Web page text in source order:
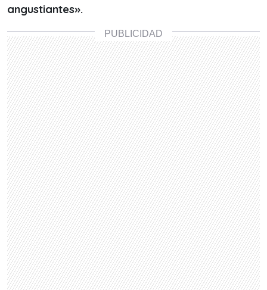
angustiantes».